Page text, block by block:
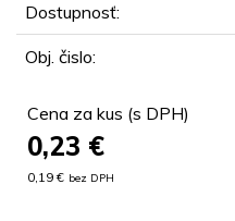
Dostupnosť:
Obj. čislo:
Cena za kus (s DPH)
0,23 €
0,19 € bez DPH